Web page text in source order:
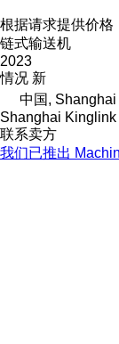
根据请求提供价格
链式输送机
2023
情况 新
中国, Shanghai
Shanghai Kinglink
联系卖方
我们已推出